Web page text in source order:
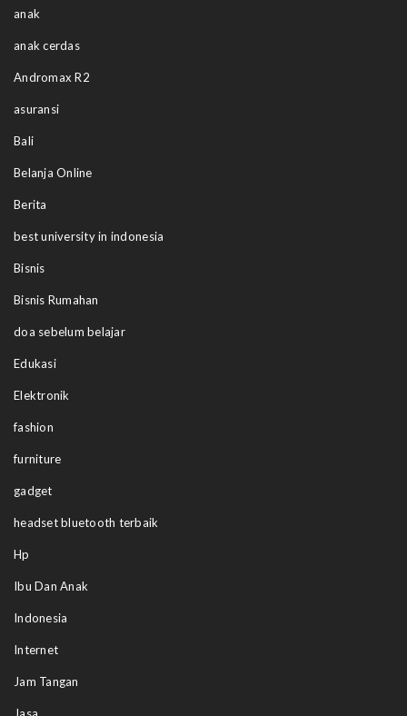
anak
anak cerdas
Andromax R2
asuransi
Bali
Belanja Online
Berita
best university in indonesia
Bisnis
Bisnis Rumahan
doa sebelum belajar
Edukasi
Elektronik
fashion
furniture
gadget
headset bluetooth terbaik
Hp
Ibu Dan Anak
Indonesia
Internet
Jam Tangan